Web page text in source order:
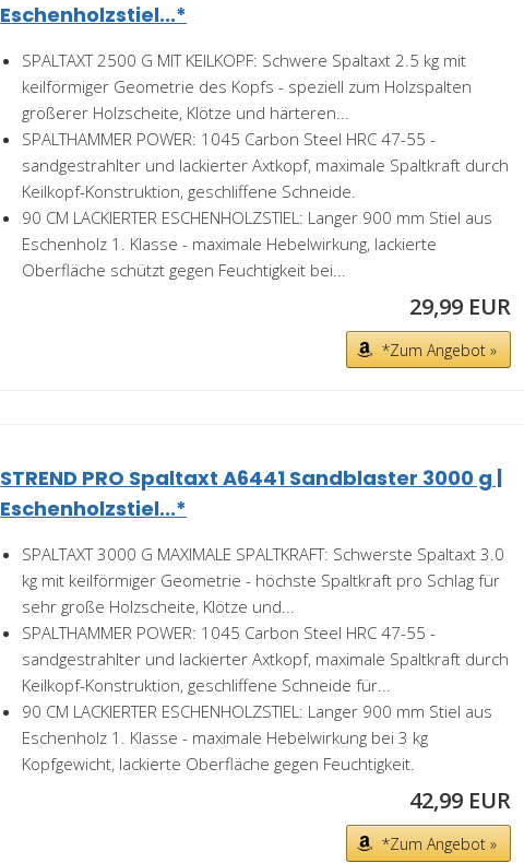
Eschenholzstiel...*
SPALTAXT 2500 G MIT KEILKOPF: Schwere Spaltaxt 2.5 kg mit
keilförmiger Geometrie des Kopfs - speziell zum Holzspalten
größerer Holzscheite, Klötze und härteren...
SPALTHAMMER POWER: 1045 Carbon Steel HRC 47-55 -
sandgestrahlter und lackierter Axtkopf, maximale Spaltkraft durch
Keilkopf-Konstruktion, geschliffene Schneide.
90 CM LACKIERTER ESCHENHOLZSTIEL: Langer 900 mm Stiel aus
Eschenholz 1. Klasse - maximale Hebelwirkung, lackierte
Oberfläche schützt gegen Feuchtigkeit bei...
29,99 EUR
*Zum Angebot »
STREND PRO Spaltaxt A6441 Sandblaster 3000 g |
Eschenholzstiel...*
SPALTAXT 3000 G MAXIMALE SPALTKRAFT: Schwerste Spaltaxt 3.0
kg mit keilförmiger Geometrie - höchste Spaltkraft pro Schlag für
sehr große Holzscheite, Klötze und...
SPALTHAMMER POWER: 1045 Carbon Steel HRC 47-55 -
sandgestrahlter und lackierter Axtkopf, maximale Spaltkraft durch
Keilkopf-Konstruktion, geschliffene Schneide für...
90 CM LACKIERTER ESCHENHOLZSTIEL: Langer 900 mm Stiel aus
Eschenholz 1. Klasse - maximale Hebelwirkung bei 3 kg
Kopfgewicht, lackierte Oberfläche gegen Feuchtigkeit.
42,99 EUR
*Zum Angebot »